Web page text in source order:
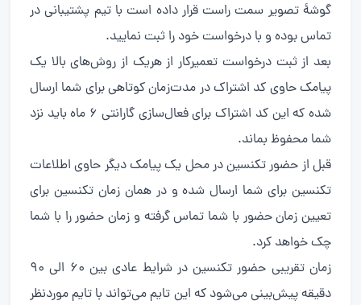
گوشهٔ تصویر سمت راست قرار داده است با تیم پشتیبانی در
تماس بوده و با درخواست خود را ثبت نمایید.
بعد از ثبت درخواست تعمیرکار از هریک از روش‌های بالا یک
پیامک حاوی کد اشتراک در مدت‌زمان کوتاهی برای شما ارسال
شده که این کد اشتراک برای فعال‌سازی گارانتی ۶ ماه باید نزد
شما محفوظ بماند.
قبل از حضور تکنسین در محل یک پیامک دیگر حاوی اطلاعات
تکنسین برای شما ارسال شده و در همان زمان تکنسین برای
تعیین زمان حضور با شما تماس گرفته و زمان حضور را با شما
چک خواهد کرد.
زمان تقریبی حضور تکنسین در شرایط عادی بین ۶۰ الی ۹۰
دقیقه پیش‌بینی می‌شود که این تایم می‌تواند با تایم موردنظر